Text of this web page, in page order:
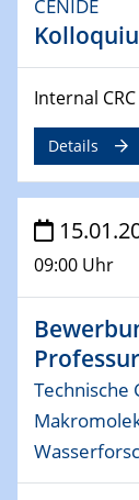
ICAN
04.02.2024 -
ZBT
Das
07.02.2024
Online-
Horizont
13.02.2024
ZBT
14.02.2024
"Lhyfe -
grünem
Praxisfall,
CENIDE
Internal
Details
09:00 Uhr
Professur
Technische